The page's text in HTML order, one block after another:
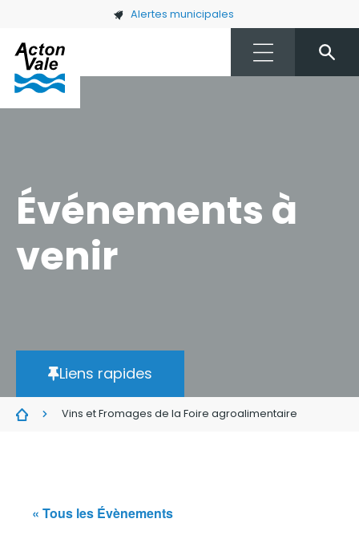
Skip to main content Alertes municipales
Événements à
venir
Liens rapides
Vins et Fromages de la Foire agroalimentaire
« Tous les Évènements